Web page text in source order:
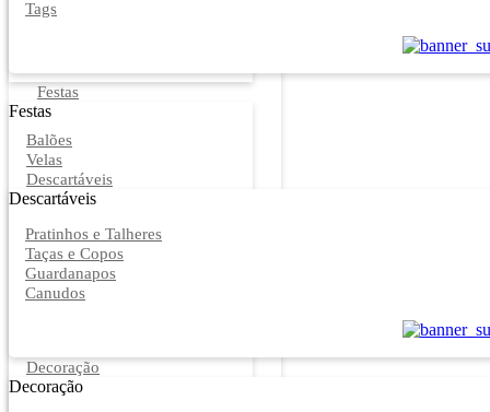
Tags
Festas
Festas
Balões
Velas
Descartáveis
Descartáveis
Pratinhos e Talheres
Taças e Copos
Guardanapos
Canudos
Decoração
Decoração